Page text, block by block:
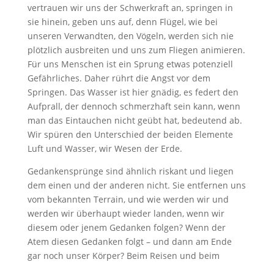
vertrauen wir uns der Schwerkraft an, springen in
sie hinein, geben uns auf, denn Flügel, wie bei
unseren Verwandten, den Vögeln, werden sich nie
plötzlich ausbreiten und uns zum Fliegen animieren.
Für uns Menschen ist ein Sprung etwas potenziell
Gefährliches. Daher rührt die Angst vor dem
Springen. Das Wasser ist hier gnädig, es federt den
Aufprall, der dennoch schmerzhaft sein kann, wenn
man das Eintauchen nicht geübt hat, bedeutend ab.
Wir spüren den Unterschied der beiden Elemente
Luft und Wasser, wir Wesen der Erde.
Gedankensprünge sind ähnlich riskant und liegen
dem einen und der anderen nicht. Sie entfernen uns
vom bekannten Terrain, und wie werden wir und
werden wir überhaupt wieder landen, wenn wir
diesem oder jenem Gedanken folgen? Wenn der
Atem diesen Gedanken folgt – und dann am Ende
gar noch unser Körper? Beim Reisen und beim